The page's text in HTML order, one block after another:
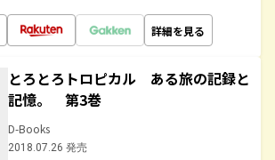
詳細を見る
とろとろトロピカル ある旅の記録と
記憶。 第3巻
D-Books
2018.07.26 発売